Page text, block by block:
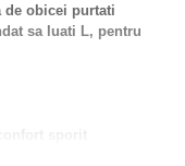
de obicei purtati
sa luati L, pentru
aceasta pijama atat